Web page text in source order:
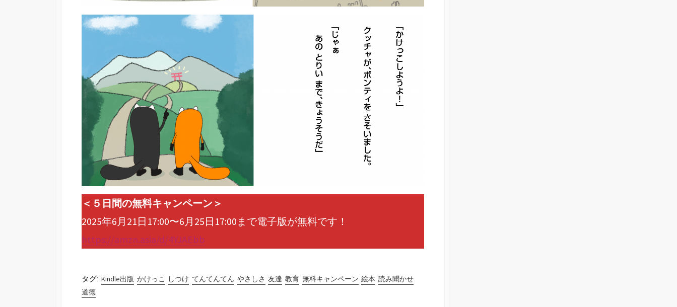
＜５日間の無料キャンペーン＞
2025年6月21日17:00〜6月25日17:00まで電子版が無料です！
https://amzn.asia/d/4YJAEbb
タグ: Kindle出版 かけっこ しつけ てんてんてん やさしさ 友達 教育 無料キャンペーン 絵本 読み聞かせ
道徳